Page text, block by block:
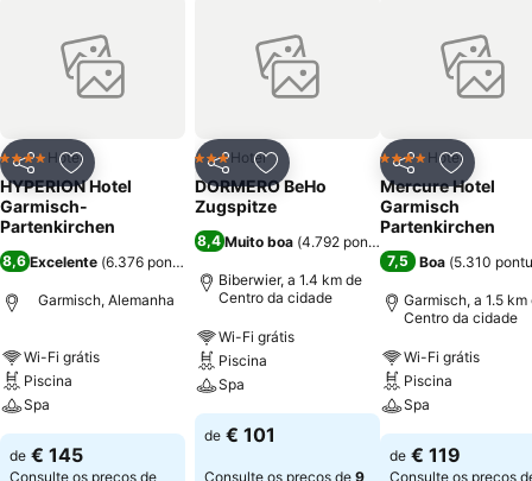
PartilharAdicionar aos favoritos
4 EstrelasHotel
HYPERION Hotel
Garmisch-
Partenkirchen
8,6 Excelente (6.376 pontuações
Garmisch, Alemanha
Wi-Fi grátis
Piscina
Spa
de € 145
Consulte os preços de
PartilharAdicionar aos favoritos
3 Estrelas
Hotel
DORMERO BeHo
Zugspitze
8,4Muito boa (4.792 pontuações
Biberwier, a 1.4 km de
Centro da cidade
Wi-Fi grátis
Piscina
Spa
de € 101
Consulte os preços de 9
Partilhar
4 EstrelasHotel
Mercure Hotel
Garmisch
Partenkirchen
7,5 Boa (5.310
Garmisch, a 1.5 km
Centro da cidade
Wi-Fi grátis
Piscina
Spa
de € 119
Consulte os preços